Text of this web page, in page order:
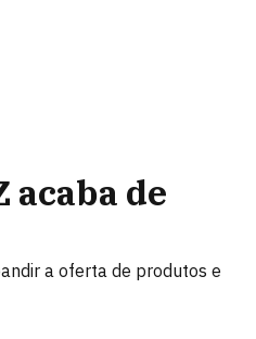
acaba de
a oferta de produtos e